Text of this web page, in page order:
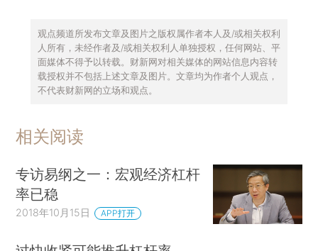
观点频道所发布文章及图片之版权属作者本人及/或相关权利
人所有，未经作者及/或相关权利人单独授权，任何网站、平
面媒体不得予以转载。财新网对相关媒体的网站信息内容转
载授权并不包括上述文章及图片。文章均为作者个人观点，
不代表财新网的立场和观点。
相关阅读
专访易纲之一：宏观经济杠杆
率已稳
2018年10月15日 APP打开